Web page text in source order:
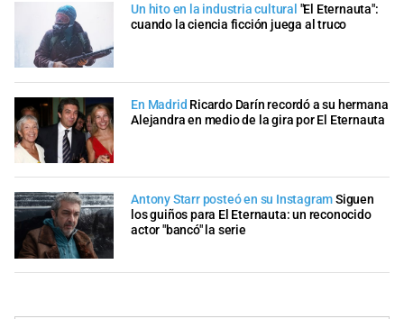
Un hito en la industria cultural "El Eternauta":
cuando la ciencia ficción juega al truco
En Madrid Ricardo Darín recordó a su hermana
Alejandra en medio de la gira por El Eternauta
Antony Starr posteó en su InstagramSiguen
los guiños para El Eternauta: un reconocido
actor "bancó" la serie